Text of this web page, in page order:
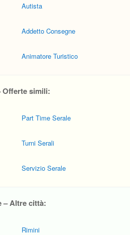
Autista
Addetto Consegne
Animatore Turistico
Offerte simili:
Part Time Serale
Turni Serali
Servizio Serale
– Altre città:
Rimini